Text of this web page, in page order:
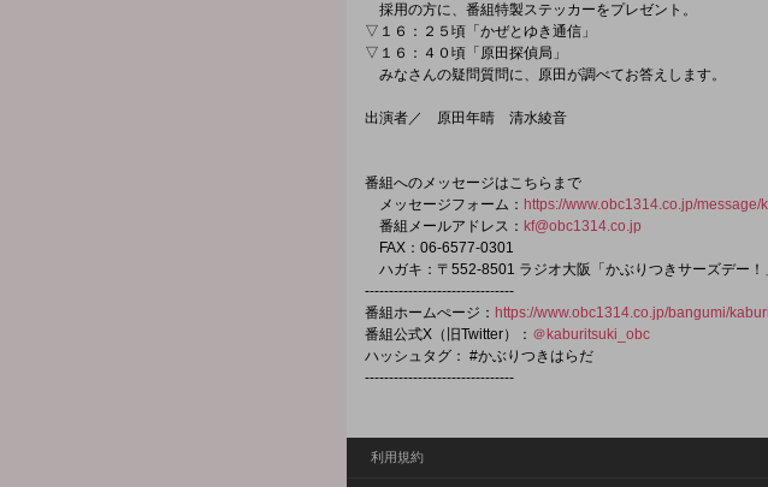
採用の方に、番組特製ステッカーをプレゼント。
▽１６：２５頃「かぜとゆき通信」
▽１６：４０頃「原田探偵局」
みなさんの疑問質問に、原田が調べてお答えします。
出演者／ 原田年晴 清水綾音
番組へのメッセージはこちらまで
メッセージフォーム： https://www.obc1314.co.jp/message/
番組メールアドレス： kf@obc1314.co.jp
FAX：06-6577-0301
ハガキ：〒552-8501 ラジオ大阪「かぶりつきサーズデー！
-------------------------------
番組ホームぺージ： https://www.obc1314.co.jp/bangumi/
番組公式X（旧Twitter）： ＠kaburitsuki_obc
ハッシュタグ： #かぶりつきはらだ
-------------------------------
利用規約